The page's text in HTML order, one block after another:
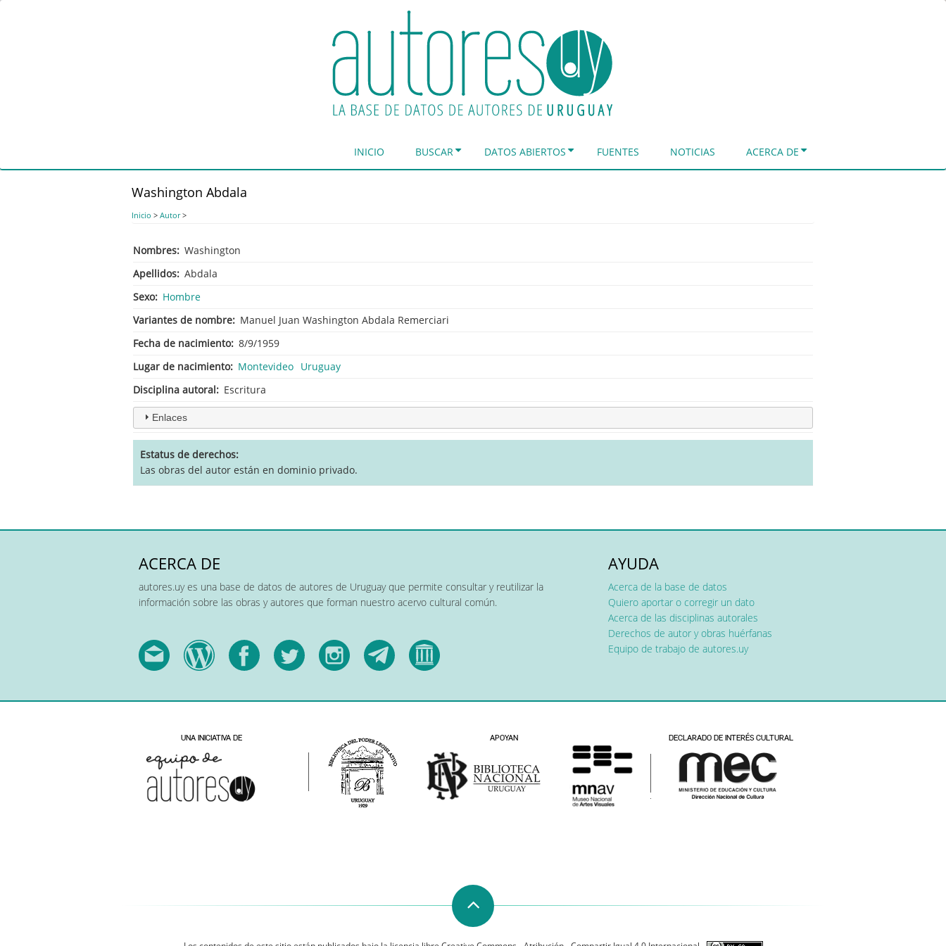
INICIO BUSCAR DATOS ABIERTOS FUENTES NOTICIAS ACERCA DE
Washington Abdala
Inicio > Autor>
Nombres Washington
Apellidos Abdala
Sexo
Hombre
Variantes de nombre
Manuel Juan Washington Abdala Remerciari
Fecha de nacimiento 8/9/1959
Lugar de nacimiento
Montevideo Uruguay
Disciplina autoral
Escritura
Enlaces
Estatus de derechos
Las obras del autor están en dominio privado.
ACERCA DE
autores.uy es una base de datos de autores de Uruguay que permite consultar y reutilizar la
información sobre las obras y autores que forman nuestro acervo cultural común.
AYUDA
Acerca de la base de datos
Quiero aportar o corregir un dato
Acerca de las disciplinas autorales
Derechos de autor y obras huérfanas
Equipo de trabajo de autores.uy